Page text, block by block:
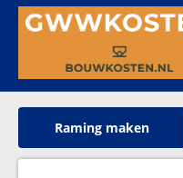
Raming maken